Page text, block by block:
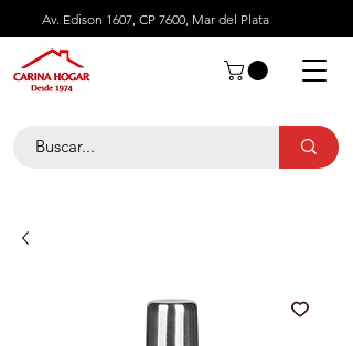
Av. Edison 1607, CP 7600, Mar del Plata